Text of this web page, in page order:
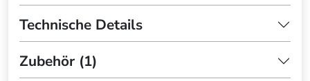
Technische Details
Zubehör (1)